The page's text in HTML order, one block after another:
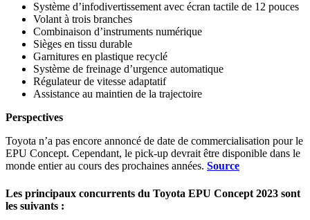
Système d’infodivertissement avec écran tactile de 12 pouces
Volant à trois branches
Combinaison d’instruments numérique
Sièges en tissu durable
Garnitures en plastique recyclé
Système de freinage d’urgence automatique
Régulateur de vitesse adaptatif
Assistance au maintien de la trajectoire
Perspectives
Toyota n’a pas encore annoncé de date de commercialisation pour le
EPU Concept. Cependant, le pick-up devrait être disponible dans le
monde entier au cours des prochaines années. Source
Les principaux concurrents du Toyota EPU Concept 2023 sont
les suivants :